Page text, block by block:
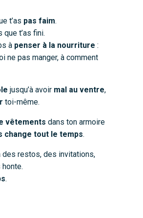
t’as pas faim.
que t’as fini.
à penser à la nourriture :
ne pas manger, à comment
jusqu’à avoir mal au ventre,
toi-même.
vêtements dans ton armoire
change tout le temps.
des restos, des invitations,
honte.
.